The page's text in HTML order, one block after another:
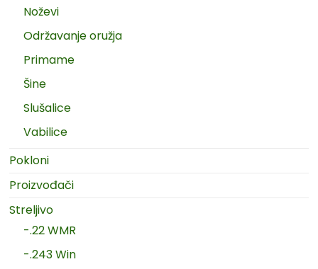
Noževi
Održavanje oružja
Primame
Šine
Slušalice
Vabilice
Pokloni
Proizvođači
Streljivo
-.22 WMR
-.243 Win